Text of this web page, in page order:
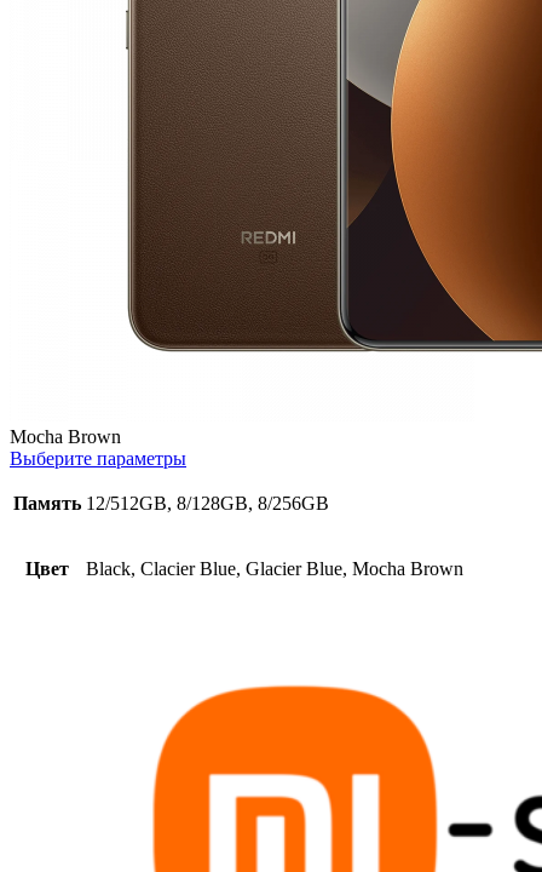
Mocha Brown
Выберите параметры
Память 12/512GB, 8/128GB, 8/256GB
Цвет Black, Clacier Blue, Glacier Blue, Mocha Brown